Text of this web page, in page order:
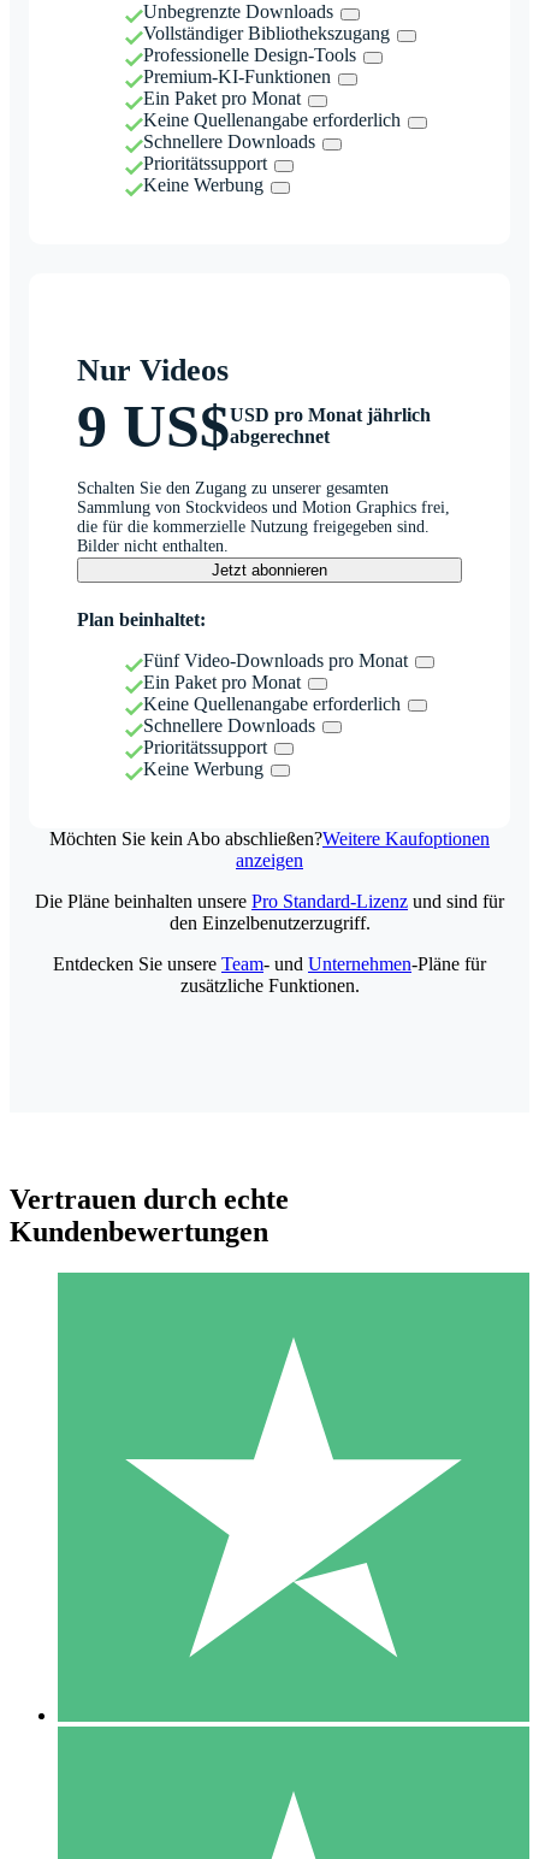
Unbegrenzte Downloads
Vollständiger Bibliothekszugang
Professionelle Design-Tools
Premium-KI-Funktionen
Ein Paket pro Monat
Keine Quellenangabe erforderlich
Schnellere Downloads
Prioritätssupport
Keine Werbung
Nur Videos
9 US$USD pro Monat jährlich
abgerechnet
Schalten Sie den Zugang zu unserer gesamten
Sammlung von Stockvideos und Motion Graphics frei,
die für die kommerzielle Nutzung freigegeben sind.
Bilder nicht enthalten.
Jetzt abonnieren
Plan beinhaltet:
Fünf Video-Downloads pro Monat
Ein Paket pro Monat
Keine Quellenangabe erforderlich
Schnellere Downloads
Prioritätssupport
Keine Werbung
Möchten Sie kein Abo abschließen?Weitere Kaufoptionen
anzeigen
Individuelle Credit-Pakete
Zahlen Sie nach Bedarf mit Download-Credits. Keine
monatliche Verpflichtung erforderlich.
10 00
10 Downloads
20 00
Die Pläne beinhalten unsere Pro Standard-Lizenz und sind für
den Einzelbenutzerzugriff.
Entdecken Sie unsere Team- und Unternehmen-Pläne für
zusätzliche Funktionen.
Vertrauen durch echte
Kundenbewertungen